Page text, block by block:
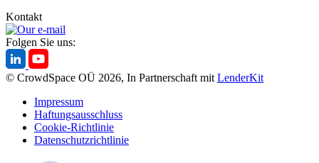
Kontakt
Folgen Sie uns:
© CrowdSpace OÜ 2026, In Partnerschaft mitLenderKit
Impressum
Haftungsausschluss
Cookie-Richtlinie
Datenschutzrichtlinie